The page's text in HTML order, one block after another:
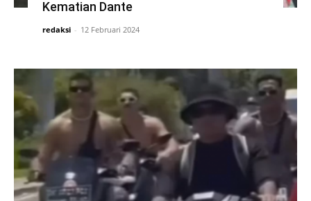
Kematian Dante
redaksi - 12 Februari 2024